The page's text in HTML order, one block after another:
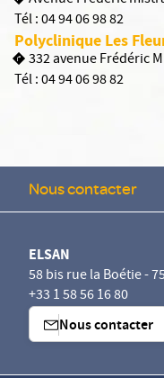
Tél :04 94 06 98 82
Polyclinique Les
332 avenue Frédéric
Tél :04 94 06 98 82
Nous contacter
ELSAN
58 bis rue la Boétie -
+33 1 58 56 16 80
Nous contacter